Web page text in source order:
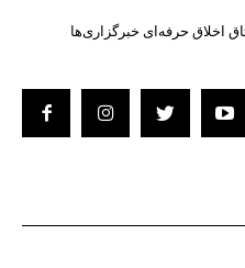
اخلاق حرفه‌ای خبرگزاری‌ها